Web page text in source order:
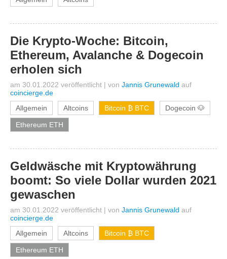
Die Krypto-Woche: Bitcoin,
Ethereum, Avalanche & Dogecoin
erholen sich
am 30.01.2022 veröffentlicht | von Jannis Grunewald auf
coincierge.de
Allgemein
Altcoins Bitcoin ₿ BTC Dogecoin 🐶
Ethereum ETH
Geldwäsche mit Kryptowährung
boomt: So viele Dollar wurden 2021
gewaschen
am 30.01.2022 veröffentlicht | von Jannis Grunewald auf
coincierge.de
Allgemein
Altcoins Bitcoin ₿ BTC
Ethereum ETH